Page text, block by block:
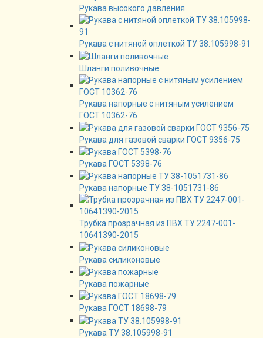
Рукава высокого давления
Рукава с нитяной оплеткой ТУ 38.105998-91
Шланги поливочные
Рукава напорные с нитяным усилением
ГОСТ 10362-76
Рукава для газовой сварки ГОСТ 9356-75
Рукава ГОСТ 5398-76
Рукава напорные ТУ 38-1051731-86
Трубка прозрачная из ПВХ ТУ 2247-001-
10641390-2015
Рукава силиконовые
Рукава пожарные
Рукава ГОСТ 18698-79
Рукава ТУ 38.105998-91